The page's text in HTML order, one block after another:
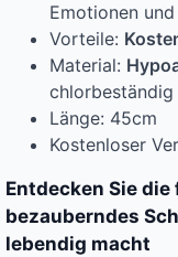
Emotionen
Vorteile:
Material:
chlorbeständig
Länge: 45cm
Kostenloser
Entdecken Sie
bezauberndes
lebendig macht